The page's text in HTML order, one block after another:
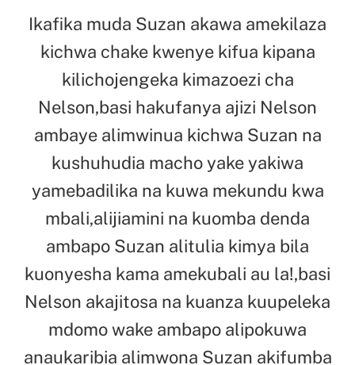
Ikafika muda Suzan akawa amekilaza
kichwa chake kwenye kifua kipana
kilichojengeka kimazoezi cha
Nelson,basi hakufanya ajizi Nelson
ambaye alimwinua kichwa Suzan na
kushuhudia macho yake yakiwa
yamebadilika na kuwa mekundu kwa
mbali,alijiamini na kuomba denda
ambapo Suzan alitulia kimya bila
kuonyesha kama amekubali au la!,basi
Nelson akajitosa na kuanza kuupeleka
mdomo wake ambapo alipokuwa
anaukaribia alimwona Suzan akifumba